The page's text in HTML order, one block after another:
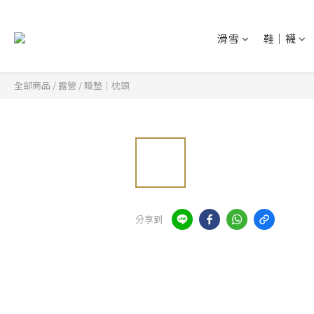
滑雪 鞋│襪
全部商品 / 露營 / 睡墊│枕頭
分享到